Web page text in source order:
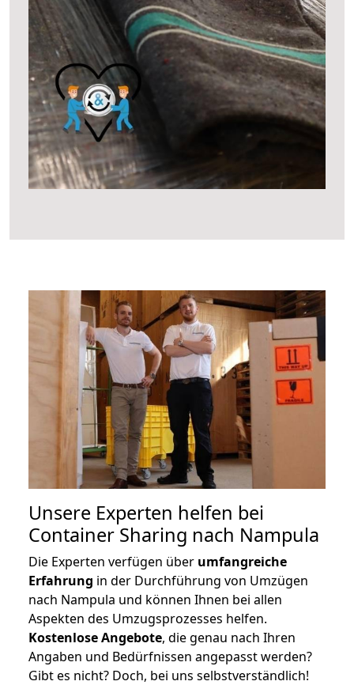
Unsere Experten helfen bei
Container Sharing nach Nampula
Die Experten verfügen über umfangreiche
Erfahrung in der Durchführung von Umzügen
nach Nampula und können Ihnen bei allen
Aspekten des Umzugsprozesses helfen.
Kostenlose Angebote, die genau nach Ihren
Angaben und Bedürfnissen angepasst werden?
Gibt es nicht? Doch, bei uns selbstverständlich!